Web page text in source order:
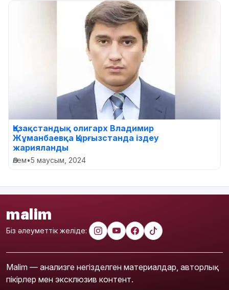
Қазақстандық олигарх Владимир
Жұманбаевқа Қырғызстанда іздеу
жарияланды
Әлем•5 маусым, 2024
malim
Біз әлеуметтік желіде:
Malim — анализге негізделген материалдар, авторлық
пікірлер мен эксклюзив контент.